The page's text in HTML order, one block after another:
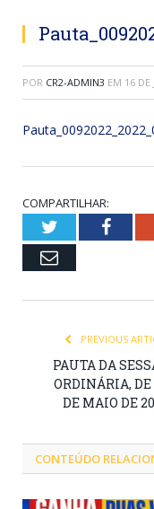
POR CR2-ADMIN3 EM 16 DE
COMPARTILHAR:
Twitter
Email
PREVIOUS
PAUTA DA
ORDINÁRIA, DE
DE MAIO DE
CONTEÚDO